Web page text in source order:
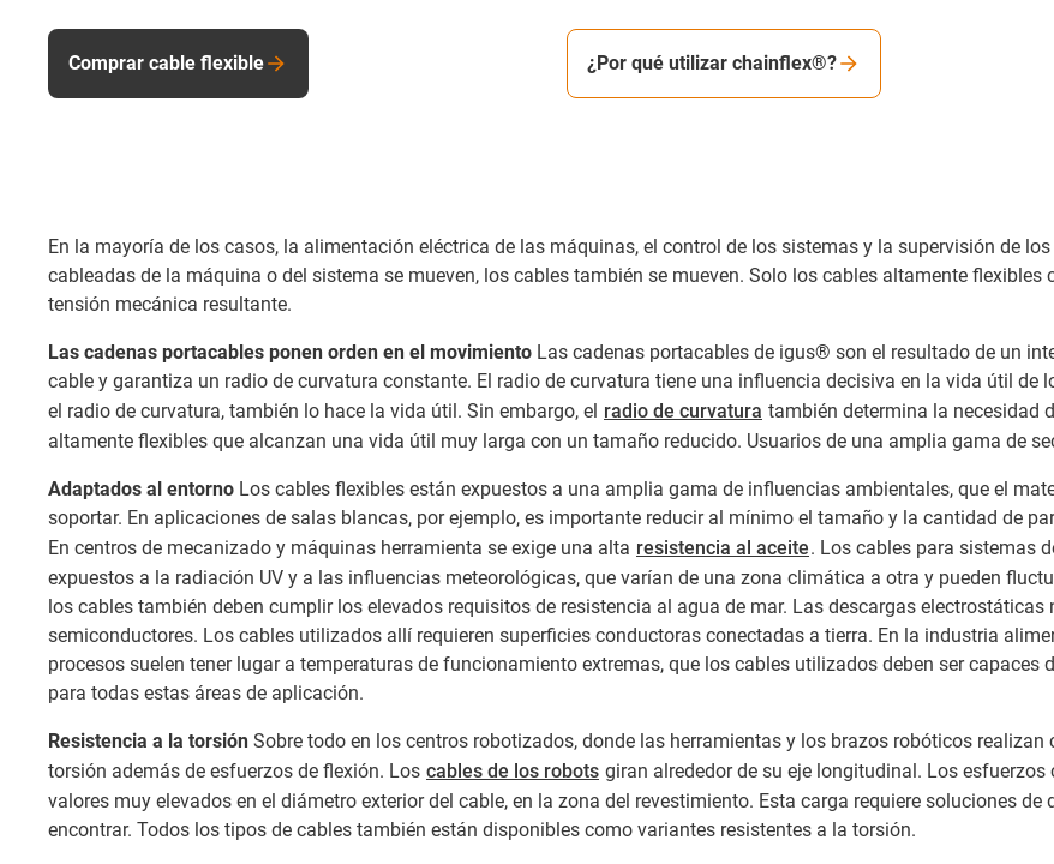
Comprar cable flexible ¿Por qué utilizar chainflex®?
En la mayoría de los casos, la alimentación eléctrica de las máquinas, el control de los sistemas y la supervisión de
cableadas de la máquina o del sistema se mueven, los cables también se mueven. Solo los cables altamente
tensión mecánica resultante.
Las cadenas portacables ponen orden en el movimiento Las cadenas portacables de igus® son el resultado de un
cable y garantiza un radio de curvatura constante. El radio de curvatura tiene una influencia decisiva en la vida útil
el radio de curvatura, también lo hace la vida útil. Sin embargo, el radio de curvatura también determina la necesidad
altamente flexibles que alcanzan una vida útil muy larga con un tamaño reducido. Usuarios de una amplia gama de
Adaptados al entorno Los cables flexibles están expuestos a una amplia gama de influencias ambientales, que el
soportar. En aplicaciones de salas blancas, por ejemplo, es importante reducir al mínimo el tamaño y la cantidad de
En centros de mecanizado y máquinas herramienta se exige una alta resistencia al aceite. Los cables para sistemas
expuestos a la radiación UV y a las influencias meteorológicas, que varían de una zona climática a otra y pueden
los cables también deben cumplir los elevados requisitos de resistencia al agua de mar. Las descargas
semiconductores. Los cables utilizados allí requieren superficies conductoras conectadas a tierra. En la industria
procesos suelen tener lugar a temperaturas de funcionamiento extremas, que los cables utilizados deben ser
para todas estas áreas de aplicación.
Resistencia a la torsión Sobre todo en los centros robotizados, donde las herramientas y los brazos robóticos
torsión además de esfuerzos de flexión. Los cables de los robots giran alrededor de su eje longitudinal. Los
valores muy elevados en el diámetro exterior del cable, en la zona del revestimiento. Esta carga requiere soluciones
encontrar. Todos los tipos de cables también están disponibles como variantes resistentes a la torsión.